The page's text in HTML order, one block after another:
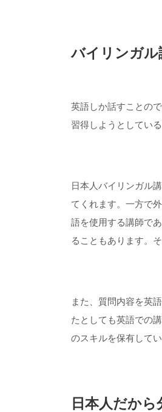
バイリンガル
英語しか話すことの
習得しようとしてい
日本人バイリンガル
てくれます。一方で
語を使用する講師で
ることもあります。
また、質問内容を英
たとしても英語での
のスキルを保有して
日本人だか